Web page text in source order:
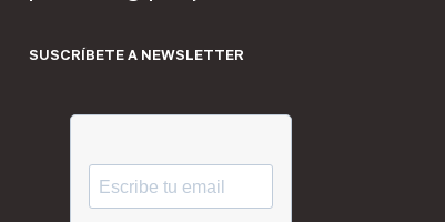
SUSCRÍBETE A NEWSLETTER